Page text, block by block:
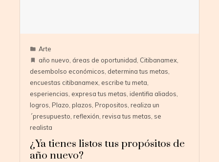
Arte
año nuevo, áreas de oportunidad, Citibanamex,
desembolso económicos, determina tus metas,
encuestas citibanamex, escribe tu meta,
esperiencias, expresa tus metas, identifia aliados,
logros, Plazo, plazos, Propositos, realiza un
´presupuesto, reflexión, revisa tus metas, se
realista
¿Ya tienes listos tus propósitos de
año nuevo?